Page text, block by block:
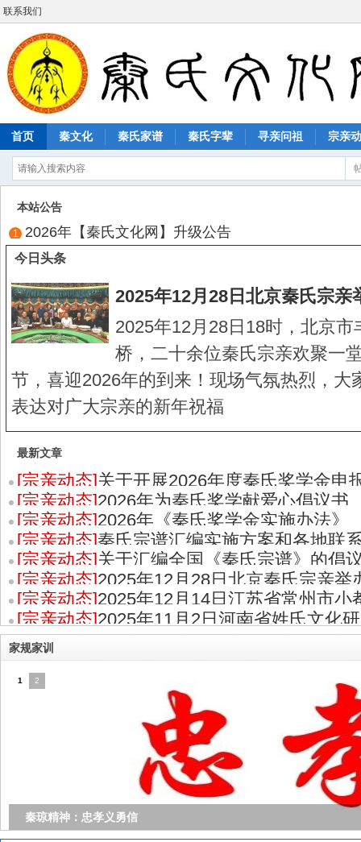
联系我们
首页 秦文化 秦氏家谱 秦氏字辈 寻亲问祖 宗亲
本站公告
2026年【秦氏文化网】升级公告
今日头条
2025年12月28日北京秦氏宗亲
2025年12月28日18时，北京市
桥，二十余位秦氏宗亲欢聚一
节，喜迎2026年的到来！现场气氛热烈，大
表达对广大宗亲的新年祝福
最新文章
[宗亲动态]关于开展2026年度秦氏奖学金申
的通知
[宗亲动态]2026年为秦氏奖学献爱心倡议书
[宗亲动态]2026年《秦氏奖学金实施办法》
[宗亲动态]秦氏宗谱汇编实施方案和各地联
[宗亲动态]关于汇编全国《秦氏宗谱》的倡
[宗亲动态]2025年12月28日北京秦氏宗亲举
茶话会
[宗亲动态]2025年12月14日江苏省常州市小
堂秦氏
[宗亲动态]2025年11月2日河南省姓氏文化
秦姓委
家规家训
秦琼精神：忠孝义勇信
1 2